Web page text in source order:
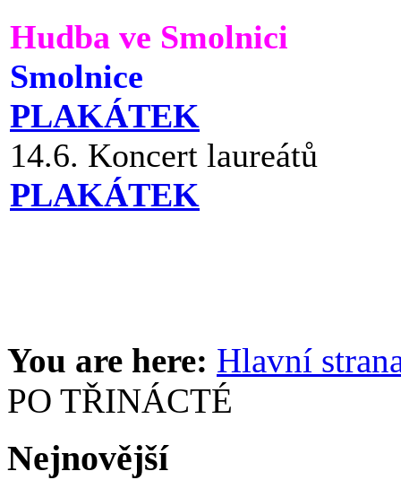
Hudba ve Smolnici
Smolnice
PLAKÁTEK
14.6. Koncert laureátů
PLAKÁTEK
You are here: Hlavní
PO TŘINÁCTÉ
Nejnovější